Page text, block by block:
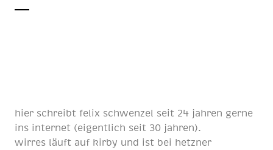
hier schreibt felix schwenzel seit 24 jahren gerne
ins internet (eigentlich seit 30 jahren).
wirres läuft auf kirby und ist bei hetzner